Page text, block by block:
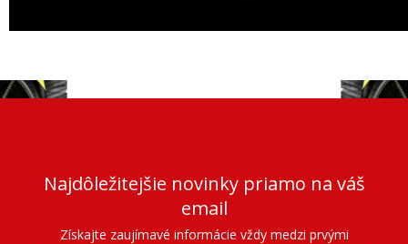
Najdôležitejšie novinky priamo na váš
email
Získajte zaujímavé informácie vždy medzi prvými